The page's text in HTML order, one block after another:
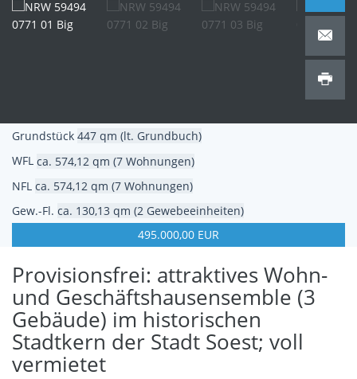
Grundstück 447 qm (lt. Grundbuch)
WFL ca. 574,12 qm (7 Wohnungen)
NFL ca. 574,12 qm (7 Wohnungen)
Gew.-Fl. ca. 130,13 qm (2 Gewebeeinheiten)
495.000,00 EUR
Provisionsfrei: attraktives Wohn-
und Geschäftshausensemble (3
Gebäude) im historischen
Stadtkern der Stadt Soest; voll
vermietet